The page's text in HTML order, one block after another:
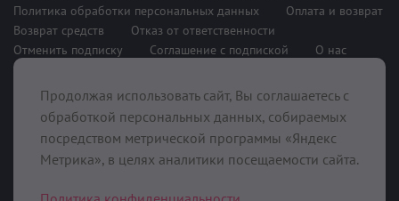
Политика обработки персональных данных
Оплата и возврат
Возврат средств
Отказ от ответственности
Отменить подписку
Соглашение с подпиской О нас
При поддержке
Продолжая использовать сайт, Вы соглашаетесь с
обработкой персональных данных, собираемых
посредством метрической программы «Яндекс
Метрика», в целях аналитики посещаемости сайта.